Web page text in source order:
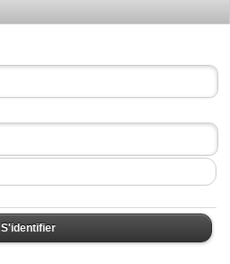
S'identifier